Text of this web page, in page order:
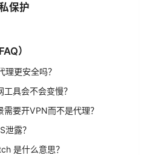
保护
）
理更安全吗？
具会不会变慢？
需要开VPN而不是代理？
泄露？
是什么意思？